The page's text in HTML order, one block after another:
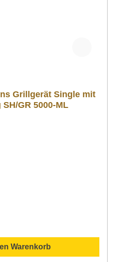
Grillgerät Single mit
GR 5000-ML
Warenkorb